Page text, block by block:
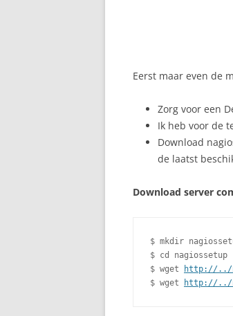
Eerst maar even de
Zorg voor een
Ik heb voor de
Download
de laatst
Download server
$ mkdir
$ cd nagiossetup
$ wget
http://../
$ wget
http://../